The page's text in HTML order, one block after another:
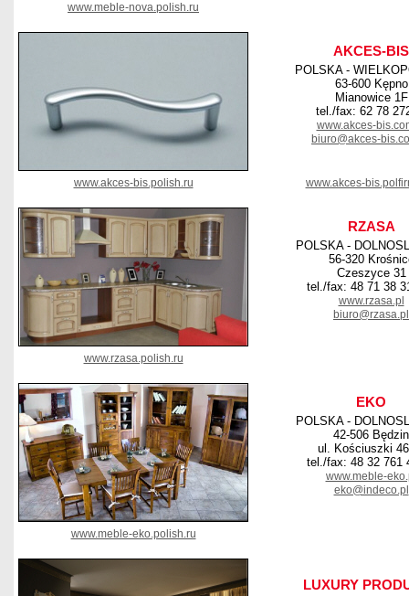
www.meble-nova.polish.ru
AKCES-BIS
POLSKA -
63-600 Kępno
Mianowice 1F
tel./fax: 62 78
www.akces-
biuro@akces-
www.akces-bis.polish.ru www.akces-
RZASA
POLSKA -
56-320
Czeszyce 31
tel./fax: 48 71 38
www.rzasa.pl
biuro@rzasa.pl
www.rzasa.polish.ru
EKO
POLSKA -
42-506 Będzin
ul. Kościuszki
tel./fax: 48 32 761
www.meble-
eko@indeco.pl
www.meble-eko.polish.ru
LUXURY